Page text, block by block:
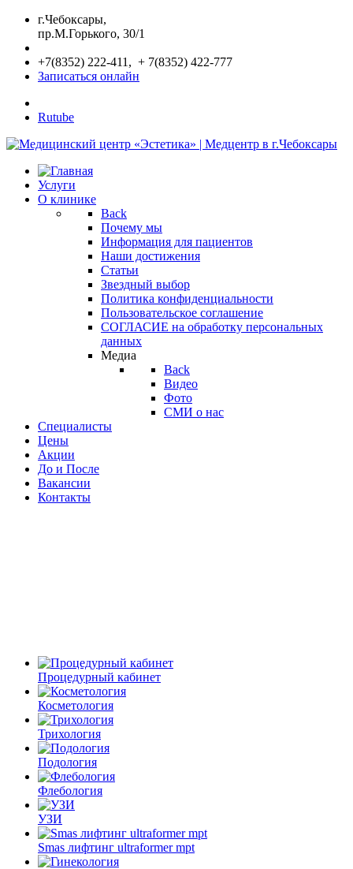
г.Чебоксары,
пр.М.Горького, 30/1
+7(8352) 222-411, + 7(8352) 422-777
Записаться онлайн
Rutube
Услуги
О клинике
Back
Почему мы
Информация для пациентов
Наши достижения
Статьи
Звездный выбор
Политика конфиденциальности
Пользовательское соглашение
СОГЛАСИЕ на обработку персональных
данных
Медиа
Back
Видео
Фото
СМИ о нас
Специалисты
Цены
Акции
До и После
Вакансии
Контакты
Процедурный кабинет
Косметология
Трихология
Подология
Флебология
УЗИ
Smas лифтинг ultraformer mpt